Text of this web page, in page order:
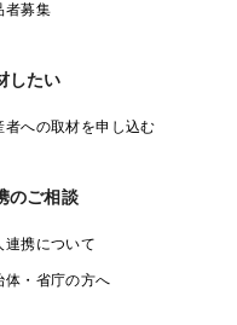
者募集
したい
者への取材を申し込む
のご相談
連携について
体・省庁の方へ